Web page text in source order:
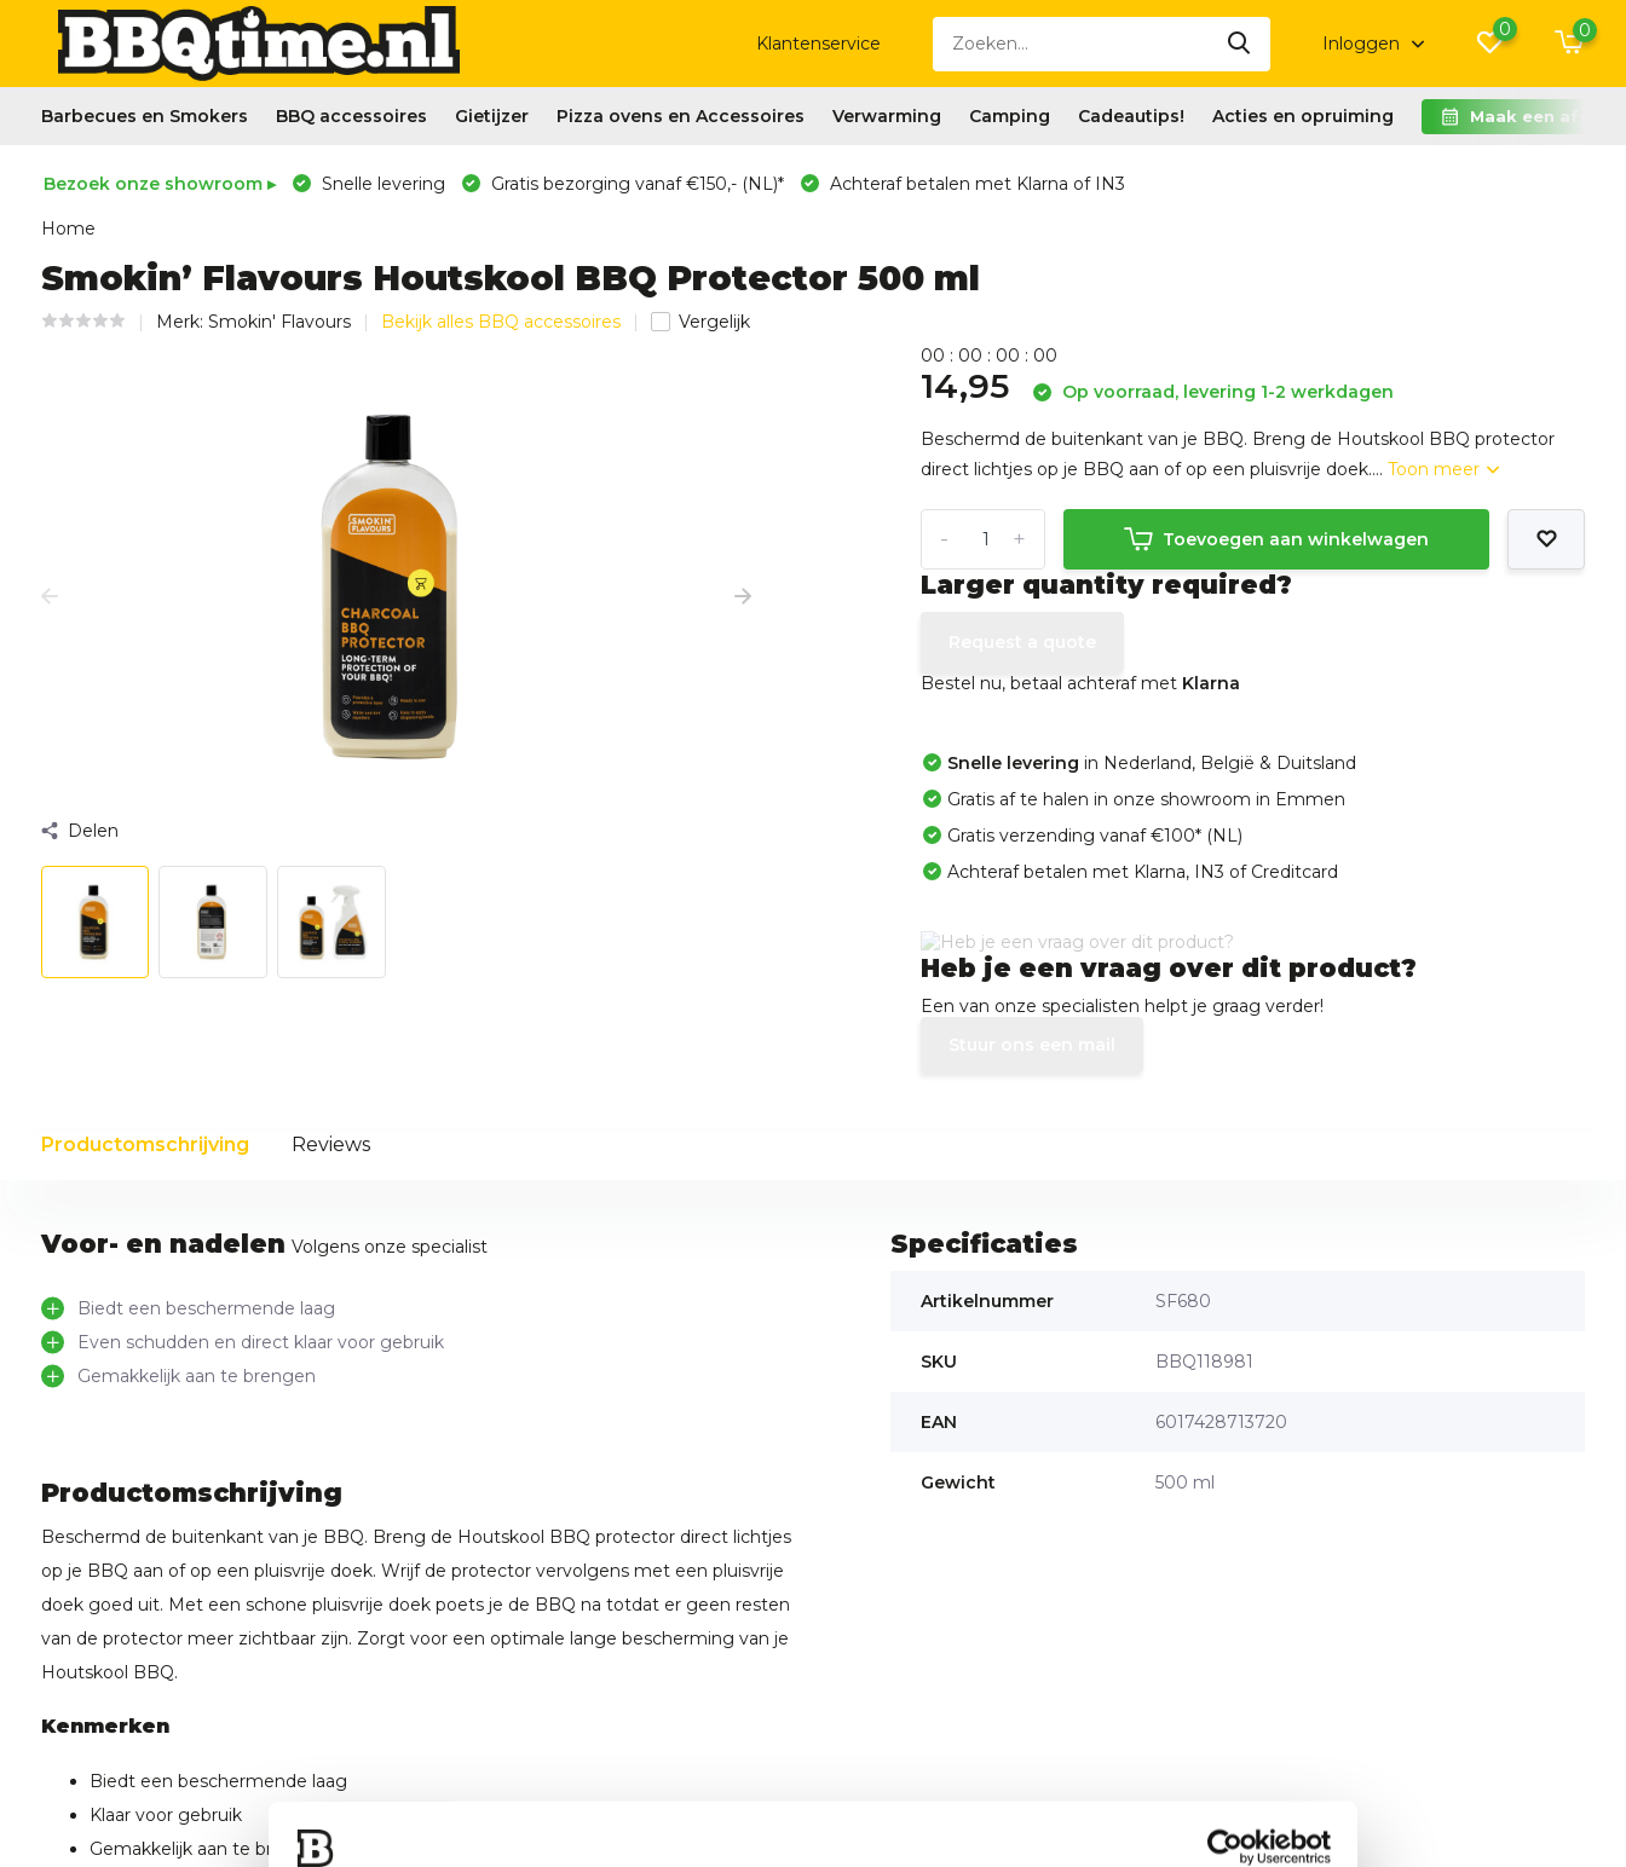
Klantenservice Inloggen
0 0
Barbecues en Smokers BBQ accessoires Gietijzer Pizza ovens en Accessoires Verwarming Camping Cadeautips! Acties en opruiming Maak een
Bezoek onze showroom ▸ Snelle levering Gratis bezorging vanaf €150,- (NL)* Achteraf betalen met Klarna of IN3
Home
Smokin’ Flavours Houtskool BBQ Protector 500 ml
Merk: Smokin' Flavours Bekijk alles BBQ accessoires Vergelijk
Delen
00 : 00 : 00 : 00
14,95 Op voorraad, levering 1-2 werkdagen
Beschermd de buitenkant van je BBQ. Breng de Houtskool BBQ protector
direct lichtjes op je BBQ aan of op een pluisvrije doek....Toon meer
+
- Toevoegen aan winkelwagen
Larger quantity required?
Bestel nu, betaal achteraf met Klarna
Snelle levering in Nederland, België & Duitsland
Gratis af te halen in onze showroom in Emmen
Gratis verzending vanaf €100* (NL)
Achteraf betalen met Klarna, IN3 of Creditcard
Heb je een vraag over dit product?
Een van onze specialisten helpt je graag verder!
Productomschrijving Reviews
Voor- en nadelen Volgens onze specialist
Biedt een beschermende laag
Even schudden en direct klaar voor gebruik
Gemakkelijk aan te brengen
Productomschrijving
Beschermd de buitenkant van je BBQ. Breng de Houtskool BBQ protector direct lichtjes
op je BBQ aan of op een pluisvrije doek. Wrijf de protector vervolgens met een pluisvrije
doek goed uit. Met een schone pluisvrije doek poets je de BBQ na totdat er geen resten
van de protector meer zichtbaar zijn. Zorgt voor een optimale lange bescherming van je
Houtskool BBQ.
Kenmerken
Biedt een beschermende laag
Klaar voor gebruik
Gemakkelijk aan te brengen
Specificaties
Artikelnummer SF680
SKU BBQ118981
EAN 6017428713720
Gewicht 500 ml